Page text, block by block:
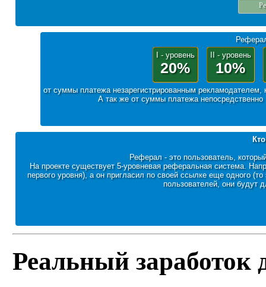
I - уровень
20%
II - уровень
10%
от суммы платежа незарегистрированным
А так же от суммы платежа
Реферал - это пользователь,
На проекте существует 5-уровневая реферальная система.
первого уровня), а он пригласил по своей ссылке еще одного
пользователей, они будут
Реальный заработок